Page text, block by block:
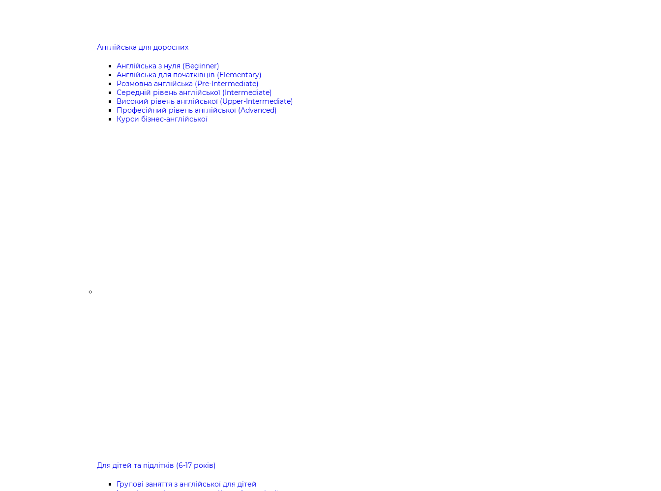
Англійська для дорослих
Англійська з нуля (Beginner)
Англійська для початківців (Elementary)
Розмовна англійська (Pre-Intermediate)
Середній рівень англійської (Intermediate)
Високий рівень англійської (Upper-Intermediate)
Професійний рівень англійської (Advanced)
Курси бізнес-англійської
Для дітей та підлітків (6-17 років)
Групові заняття з англійської для дітей